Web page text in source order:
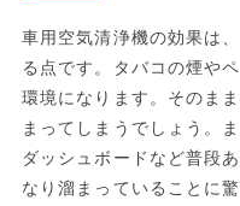
車用空気清浄機の効果は
る点です。タバコの煙や
環境になります。そのま
まってしまうでしょう。
ダッシュボードなど普段
なり溜まっていることに